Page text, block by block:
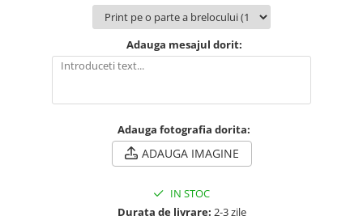
Brelocuri din Inox
Accesorii de Bucatarie
Tocatoare Personalizate
Suporturi de Pahare
Ustensile de bucatarie
Adauga mesajul dorit:
Adauga fotografia dorita:
ADAUGA IMAGINE
IN STOC
Durata de livrare: 2-3 zile